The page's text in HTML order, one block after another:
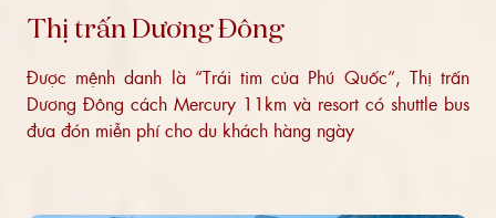
Thị trấn Dương Đông
Được mệnh danh là “Trái tim của Phú Quốc”, Thị trấn
Dương Đông cách Mercury 11km và resort có shuttle bus
đưa đón miễn phí cho du khách hàng ngày